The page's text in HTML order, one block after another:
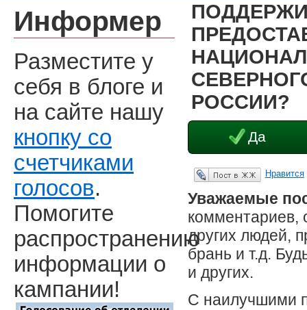
РОССИИ?
Да
Опубликовать в ЖЖ Нравится
Уважаемые
комментариев,
других людей,
брань и т.д.
и других.
С наилучшими
Информер
Разместите у
себя в блоге и
на сайте нашу
кнопку со
счетчиками
голосов.
Помогите
распространению
информации о
кампании!